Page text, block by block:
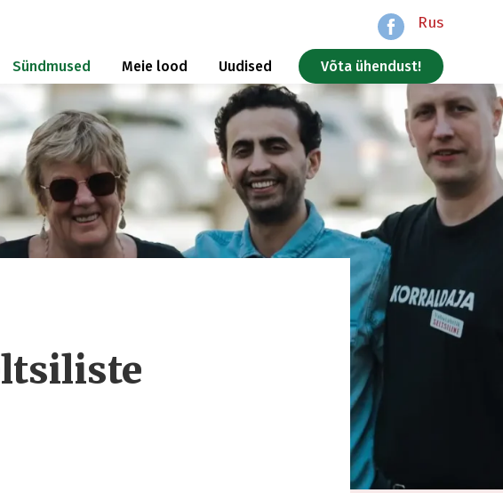
Rus
Sündmused Meie lood Uudised Võta ühendust!